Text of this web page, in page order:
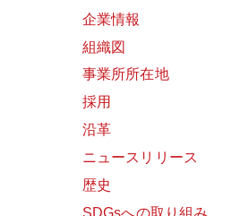
企業情報
組織図
事業所所在地
採用
沿革
ニュースリリース
歴史